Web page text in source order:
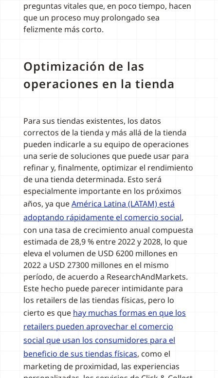
preguntas vitales que, en poco tiempo, hacen
que un proceso muy prolongado sea
felizmente más corto.
Optimización de las
operaciones en la tienda
Para sus tiendas existentes, los datos
correctos de la tienda y más allá de la tienda
pueden indicarle a su equipo de operaciones
una serie de soluciones que puede usar para
refinar y, finalmente, optimizar el rendimiento
de una tienda determinada. Esto será
especialmente importante en los próximos
años, ya queAmérica Latina (LATAM) está
adoptando rápidamente el comercio social,
con una tasa de crecimiento anual compuesta
estimada de 28,9 % entre 2022 y 2028, lo que
eleva el volumen de USD 6200 millones en
2022 a USD 27300 millones en el mismo
período, de acuerdo a ResearchAndMarkets.
Este hecho puede parecer intimidante para
los retailers de las tiendas físicas, pero lo
cierto es que hay muchas formas en que los
retailers pueden aprovechar el comercio
social que usan los consumidores para el
beneficio de sus tiendas físicas, como el
marketing de proximidad, las experiencias